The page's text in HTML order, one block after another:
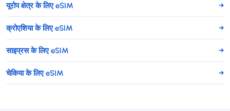
यूरोप क्षेत्र के लिए eSIM →
क्रोएशिया के लिए eSIM →
साइप्रस के लिए eSIM →
चेकिया के लिए eSIM →